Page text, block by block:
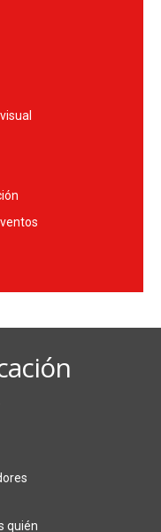
quién